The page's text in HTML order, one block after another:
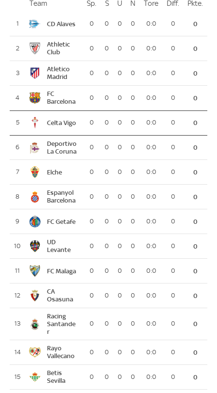
PlatzTeam Sp. Spiele
SSiege
U Unentschieden
N Niederlagen
Tore ToreDiff. Differenz
Pkte.
1 CD Alaves 0 0 0 0 0:0 0 0
2
Athletic
Club
0 0 0 0 0:0 0 0
3
Atletico
Madrid
0 0 0 0 0:0 0 0
4
FC
Barcelona
0 0 0 0 0:0 0 0
5 Celta Vigo 0 0 0 0 0:0 0 0
6
Deportivo
La Coruna
0 0 0 0 0:0 0 0
7 Elche 0 0 0 0 0:0 0 0
8
Espanyol
Barcelona
0 0 0 0 0:0 0 0
9 FC Getafe 0 0 0 0 0:0 0 0
10
UD
Levante
0 0 0 0 0:0 0 0
11 FC Malaga 0 0 0 0 0:0 0 0
12
CA
Osasuna
0 0 0 0 0:0 0 0
13
Racing
Santande
r
0 0 0 0 0:0 0 0
14
Rayo
Vallecano
0 0 0 0 0:0 0 0
15
Betis
Sevilla
0 0 0 0 0:0 0 0